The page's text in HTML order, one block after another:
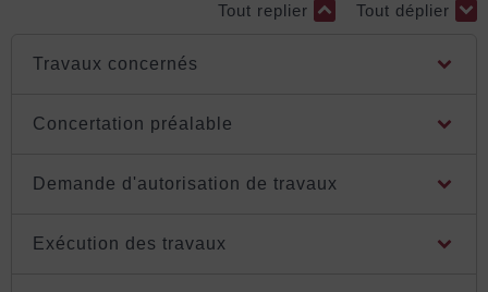
Tout replier
Tout déplier
Travaux concernés
Concertation préalable
Demande d'autorisation de travaux
Exécution des travaux